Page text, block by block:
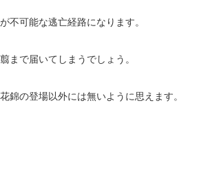
不可能な逃亡経路になります。
まで届いてしまうでしょう。
錦の登場以外には無いように思えます。